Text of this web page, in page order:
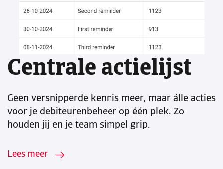
Centrale actielijst
Geen versnipperde kennis meer, maar álle acties
voor je debiteurenbeheer op één plek. Zo
houden jij en je team simpel grip.
Lees meer